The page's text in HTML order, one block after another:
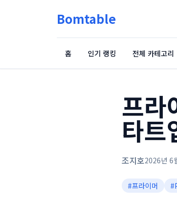
Bomtable
홈 인기 랭킹 전체 카테고리
프
타트
조지호2026년 6
#프라이머 #